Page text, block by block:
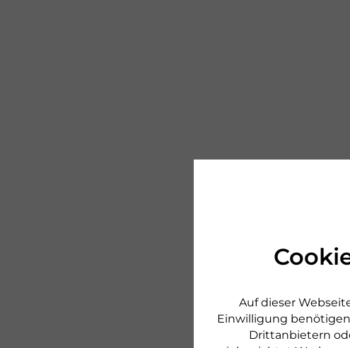
Auf dieser
Einwilligung
Drittanbietern